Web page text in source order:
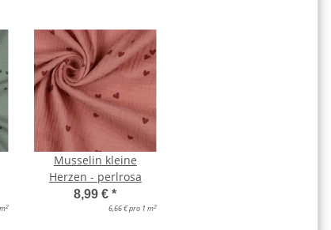
2
Musselin kleine
Herzen - perlrosa
8,99 €*
6,66 € pro 1 m2